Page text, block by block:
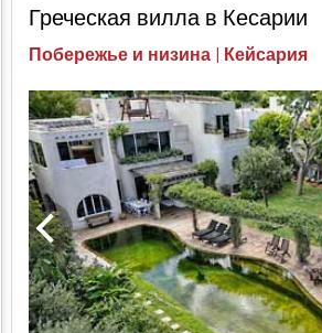
Греческая вилла в Кесарии
Побережье и низина | Кейсария